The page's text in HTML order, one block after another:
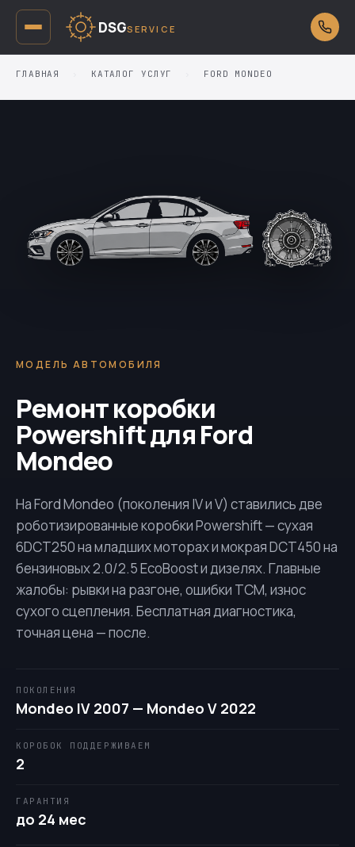
DSGSERVICE
ГЛАВНАЯ КАТАЛОГ УСЛУГ FORD MONDEO
МОДЕЛЬ АВТОМОБИЛЯ
Ремонт коробки
Powershift для Ford
Mondeo
На Ford Mondeo (поколения IV и V) ставились две
роботизированные коробки Powershift — сухая
6DCT250на младших моторах и мокраяDCT450на
бензиновых 2.0/2.5 EcoBoost и дизелях. Главные
жалобы: рывки на разгоне, ошибки TCM, износ
сухого сцепления. Бесплатная диагностика,
точная цена — после.
ПОКОЛЕНИЯ
Mondeo IV 2007 — Mondeo V 2022
КОРОБОК ПОДДЕРЖИВАЕМ
2
ГАРАНТИЯ
до 24 мес